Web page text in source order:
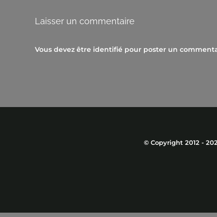
Laisser un commentaire
Vous devez être identifié pour poster un
© Copyright 2012 -